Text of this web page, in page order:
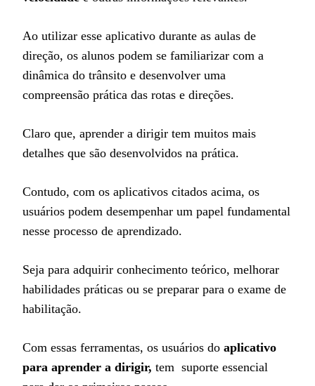
Ao utilizar esse aplicativo durante as aulas de
direção, os alunos podem se familiarizar com a
dinâmica do trânsito e desenvolver uma
compreensão prática das rotas e direções.
Claro que, aprender a dirigir tem muitos mais
detalhes que são desenvolvidos na prática.
Contudo, com os aplicativos citados acima, os
usuários podem desempenhar um papel fundamental
nesse processo de aprendizado.
Seja para adquirir conhecimento teórico, melhorar
habilidades práticas ou se preparar para o exame de
habilitação.
Com essas ferramentas, os usuários do aplicativo
para aprender a dirigir, tem suporte essencial